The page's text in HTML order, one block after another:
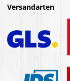
Versandarten